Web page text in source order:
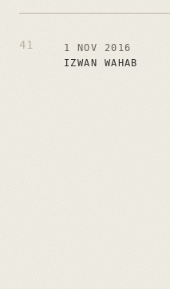
1 NOV 2016
IZWAN WAHAB